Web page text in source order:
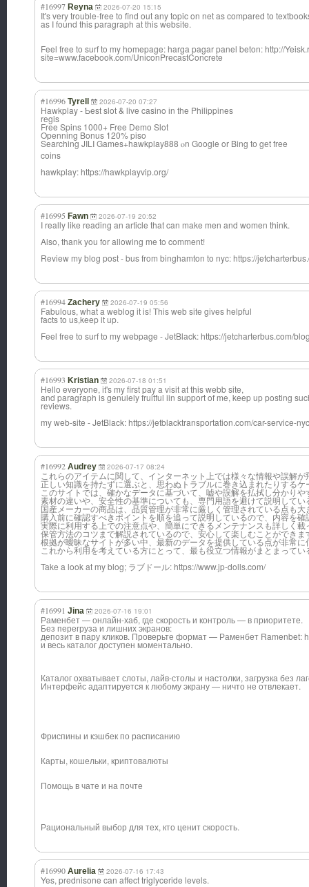
#16997 Reyna 2026-07-20 15:15
It's very trouble-free to find out any topic on net as compared to
as I found this paragraph at this website.
Feel free to surf to my homepage: harga pagar panel beton: http://
site=www.facebook.com/UniconPrecastConcrete
#16996 Tyrell 2026-07-20 07:27
Hawkplay - Ƅest slot & live casino іn the Philippines
regis
Free Spins 1000+ Free Demo Slot
Openning Bonus 120% piso
Searching JILI Games+hawkplay888 ⲟn Google or Bing tо gеt free
coins
hawkplay: https://hawkplayvip.org/
#16995 Fawn 2026-07-19 20:52
I really like reading an article that can make men and women think.
Also, thank you for allowing me to comment!
Review my blog post - bus from binghamton to nyc: https://
#16994 Zachery 2026-07-19 05:56
Fabulous, what a weblog it is! This web site gives helpful
facts to us,keep it up.
Feel free to surf to my webpage - JetBlack: https://jetcharterbus.com/
#16993 Kristian 2026-07-18 01:51
Hello everyone, it's my first pay a visit at this webb site,
and paragraph is genuiely fruitful iin support of me, keep up posting
reviews.
my web-site - JetBlack: https://jetblacktransportation.com/car-service-
#16992 Audrey 2026-07-17 08:24
これらのアイテムに関して、インターネット上では様々な情報や誤解
正しい知識を持たずに選ぶと、思わぬトラブルに巻き込まれたりする
このサイトでは、確かなデータに基づいて、嘘や誤解を払拭し分かり
素材の違いや、安全性の基準についても、専門用語を避けて説明して
国産メーカーの商品は、品質管理が非常に厳しく管理されている点も
購入前に確認すべきポイントを順を追って説明しているので、内容を
実際に利用する上での注意点や、簡単にできるメンテナンスも詳しく載
保管方法のコツまで解説されているので、安心して楽しむことができま
根拠が曖昧なサイトが多い中、最新のデータを提供している点が非常に
これから利用を考えている方にとって、最も役立つ情報がまとまってい
Take a look at my blog; ラブドール: https://www.jp-dolls.com/
#16991 Jina 2026-07-16 19:01
Раменбет — онлайн-хаб, где скорость и контроль — в приоритете.
Без перегруза и лишних экранов:
депозит в пару кликов. Проверьте формат — Раменбет Ramenbet:
и весь каталог доступен моментально.
Каталог охватывает слоты, лайв-столы и настолки, загрузка без
Интерфейс адаптируется к любому экрану — ничто не отвлекает.
Фриспины и кэшбек по расписанию
Карты, кошельки, криптовалюты
Помощь в чате и на почте
Рациональный выбор для тех, кто ценит скорость.
#16990 Aurelia 2026-07-16 17:43
Yes, prednisone can affect triglyceride levels.